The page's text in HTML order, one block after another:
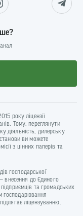
року ліцензії
Тому, переглянути
діяльність, дилерську
ви можете
з цінних паперів та
господарської
внесення до Єдиного
та громадських
господарювання
ліцензуванню.